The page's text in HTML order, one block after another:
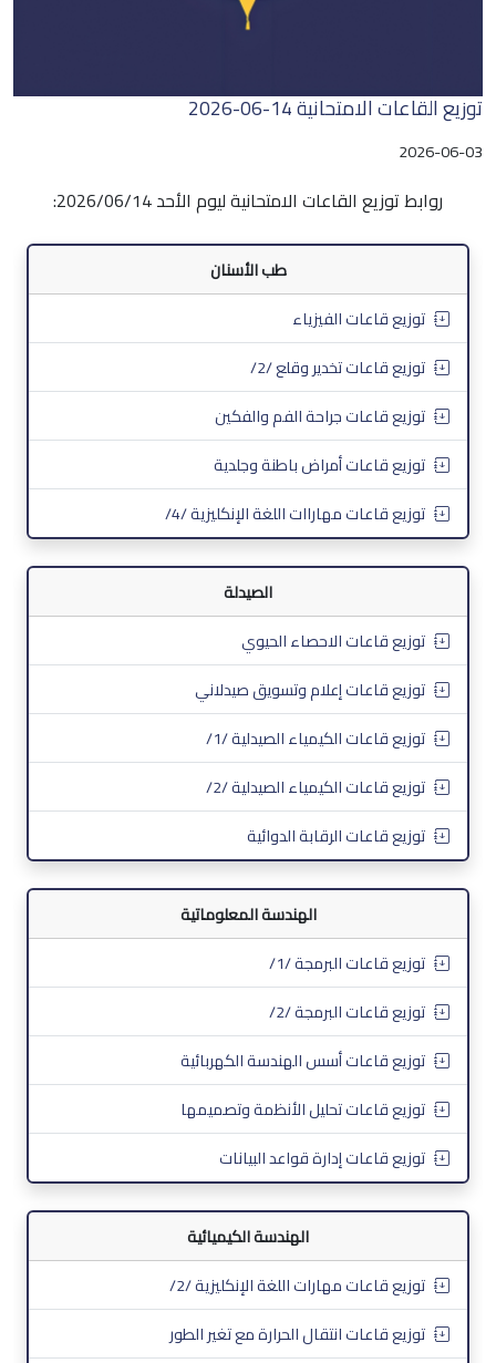
توزيع القاعات الامتحانية 14-06-2026
2026-06-03
روابط توزيع القاعات الامتحانية ليوم الأحد 2026/06/14:
طب الأسنان
توزيع قاعات الفيزياء
توزيع قاعات تخدير وقلع /2/
توزيع قاعات جراحة الفم والفكين
توزيع قاعات أمراض باطنة وجلدية
توزيع قاعات مهاراات اللغة الإنكليزية /4/
الصيدلة
توزيع قاعات الاحصاء الحيوي
توزيع قاعات إعلام وتسويق صيدلاني
توزيع قاعات الكيمياء الصيدلية /1/
توزيع قاعات الكيمياء الصيدلية /2/
توزيع قاعات الرقابة الدوائية
الهندسة المعلوماتية
توزيع قاعات البرمجة /1/
توزيع قاعات البرمجة /2/
توزيع قاعات أسس الهندسة الكهربائية
توزيع قاعات تحليل الأنظمة وتصميمها
توزيع قاعات إدارة قواعد البيانات
الهندسة الكيميائية
توزيع قاعات مهارات اللغة الإنكليزية /2/
توزيع قاعات انتقال الحرارة مع تغير الطور